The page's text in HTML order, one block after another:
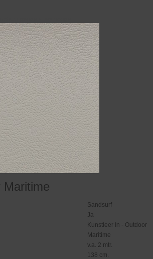
Maritime
Sandsurf
Ja
Kunstleer In - Outdoor
Maritime
v.a. 2 mtr.
138 cm.